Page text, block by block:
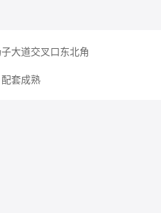
大道交叉口东北角
配套成熟